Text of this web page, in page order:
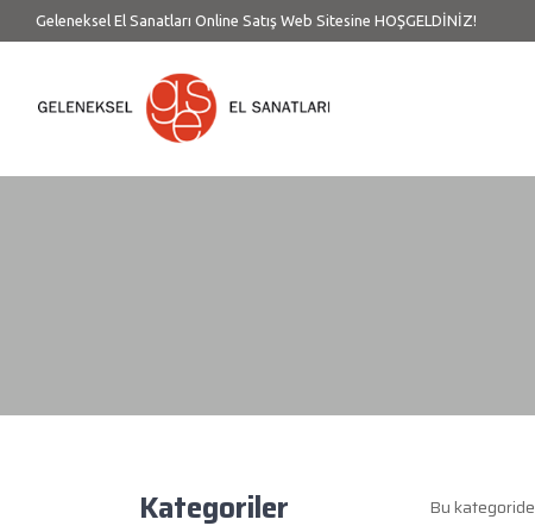
Geleneksel El Sanatları Online Satış Web Sitesine HOŞGELDİNİZ!
Kategoriler Bu kategoride